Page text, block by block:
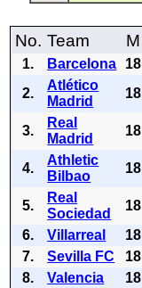
No. Team M
1. Barcelona 18
2.
Atlético
Madrid
18
3.
Real
Madrid
18
4.
Athletic
Bilbao
18
5.
Real
Sociedad
18
6.
Villarreal 18
7.
Sevilla FC 18
8.
Valencia 18